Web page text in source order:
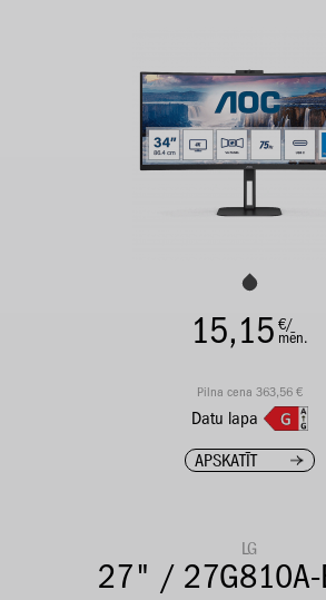
15,15 €/
mēn.
Pilna cena 363,56 €
Datu lapa
APSKATĪT
LG
27" / 27G810A-